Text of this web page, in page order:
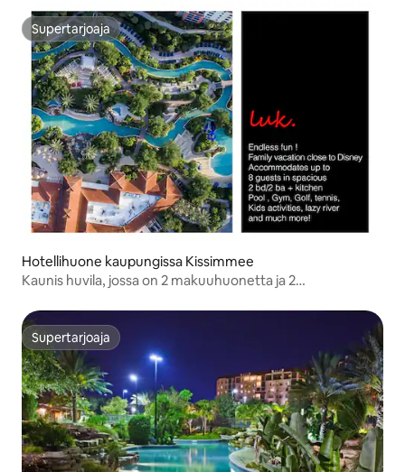
Supertarjoaja
Supertarjoaja
Hotellihuone kaupungissa Kissimmee
Kaunis huvila, jossa on 2 makuuhuonetta ja 2
Supertarjoaja
Supertarjoaja